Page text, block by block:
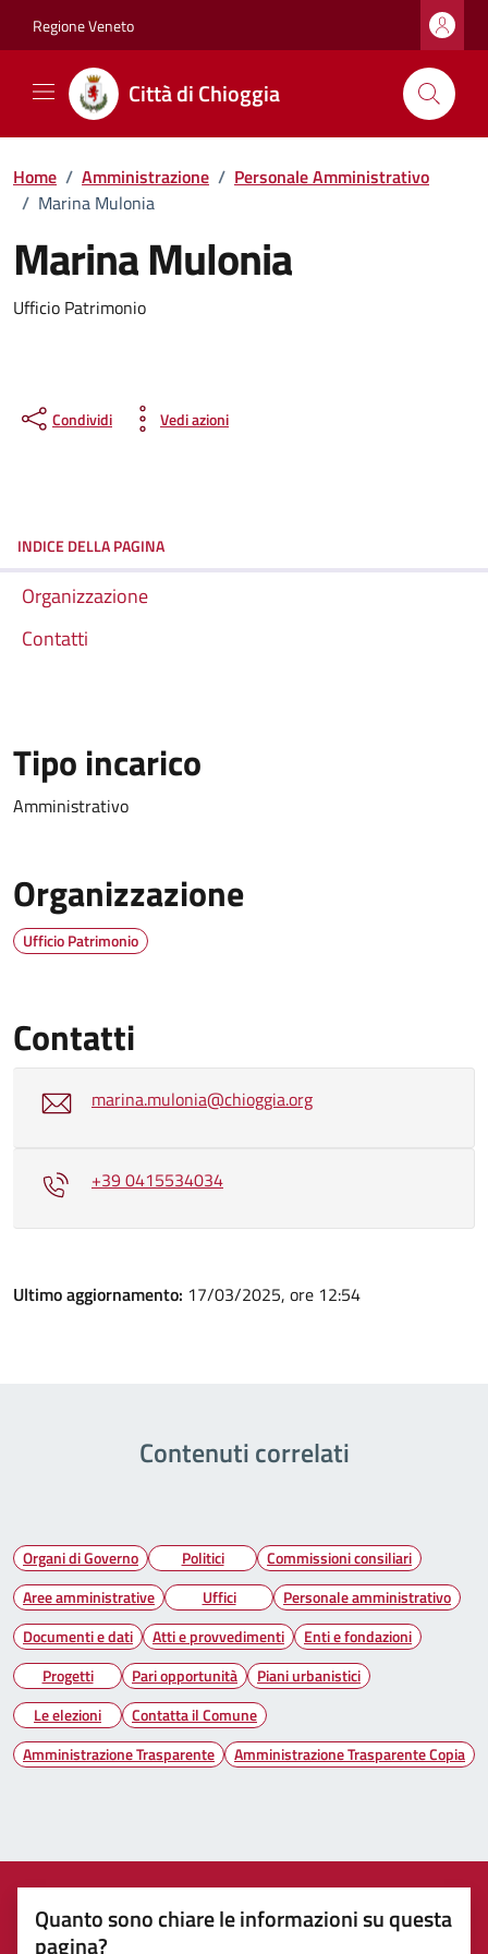
Regione Veneto
Città di Chioggia
Home / Amministrazione / Personale Amministrativo
/ Marina Mulonia
Marina Mulonia
Ufficio Patrimonio
Condividi Vedi azioni
INDICE DELLA PAGINA
Organizzazione
Contatti
Tipo incarico
Amministrativo
Organizzazione
Ufficio Patrimonio
Contatti
marina.mulonia@chioggia.org
+39 0415534034
Ultimo aggiornamento: 17/03/2025, ore 12:54
Contenuti correlati
Organi di Governo Politici
Commissioni consiliari
Aree amministrative
Uffici
Personale amministrativo
Documenti e dati
Atti e provvedimenti
Enti e fondazioni
Progetti
Pari opportunità
Piani urbanistici
Le elezioni
Contatta il Comune
Amministrazione Trasparente
Amministrazione Trasparente Copia
Quanto sono chiare le informazioni su questa
pagina?